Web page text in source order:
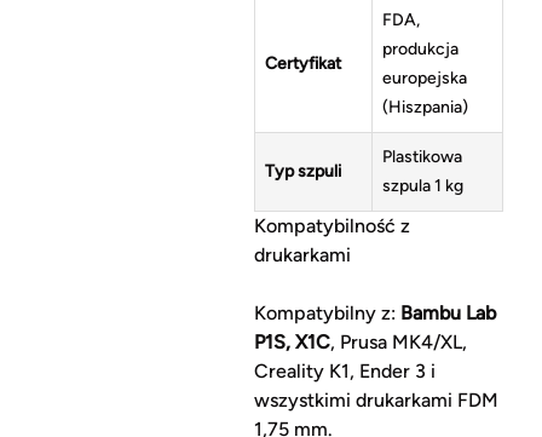
Certyfikat
FDA,
produkcja
europejska
(Hiszpania)
Typ szpuli
Plastikowa
szpula 1 kg
Kompatybilność z
drukarkami
Kompatybilny z: Bambu Lab
P1S, X1C, Prusa MK4/XL,
Creality K1, Ender 3 i
wszystkimi drukarkami FDM
1,75 mm.